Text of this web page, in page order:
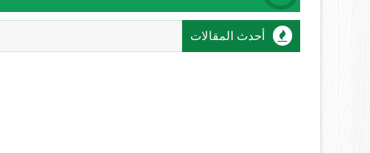
أحدث المقالات